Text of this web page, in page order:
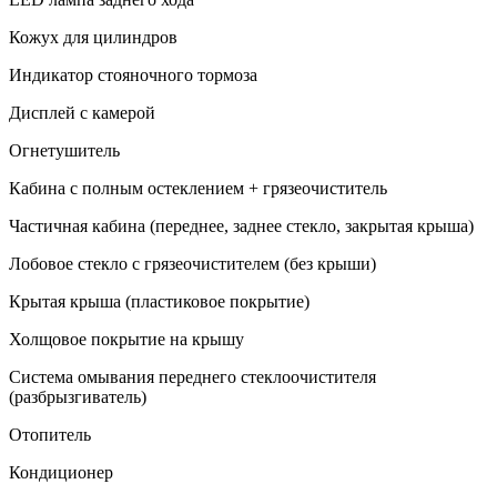
Кожух для цилиндров
Индикатор стояночного тормоза
Дисплей с камерой
Огнетушитель
Кабина с полным остеклением + грязеочиститель
Частичная кабина (переднее, заднее стекло, закрытая крыша)
Лобовое стекло с грязеочистителем (без крыши)
Крытая крыша (пластиковое покрытие)
Холщовое покрытие на крышу
Система омывания переднего стеклоочистителя
(разбрызгиватель)
Отопитель
Кондиционер